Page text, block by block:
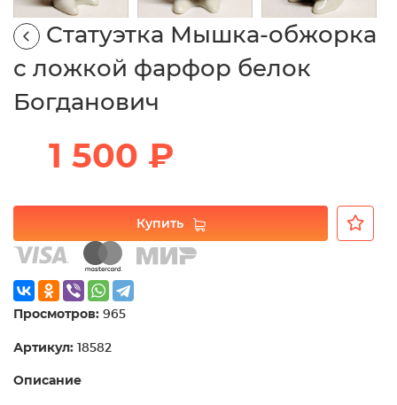
Статуэтка Мышка-обжорка
с ложкой фарфор белок
Богданович
1 500 ₽
Купить
Просмотров: 965
Артикул: 18582
Описание